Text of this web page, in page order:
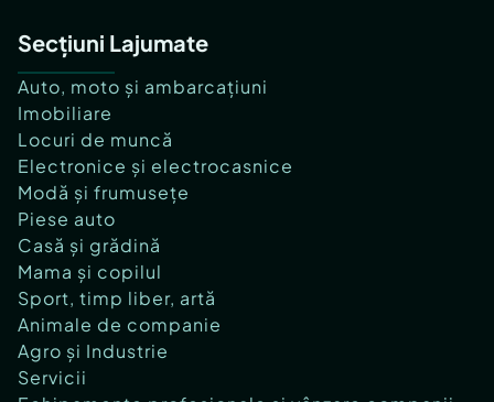
Secțiuni Lajumate
Auto, moto și ambarcațiuni
Imobiliare
Locuri de muncă
Electronice și electrocasnice
Modă și frumusețe
Piese auto
Casă și grădină
Mama și copilul
Sport, timp liber, artă
Animale de companie
Agro și Industrie
Servicii